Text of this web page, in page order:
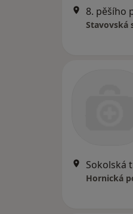
8. pěšího
Stavovská
Sokolská
Hornická